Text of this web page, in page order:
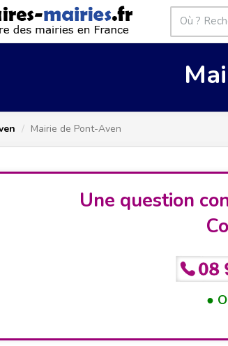
Mairie de Pont-Aven
Une question